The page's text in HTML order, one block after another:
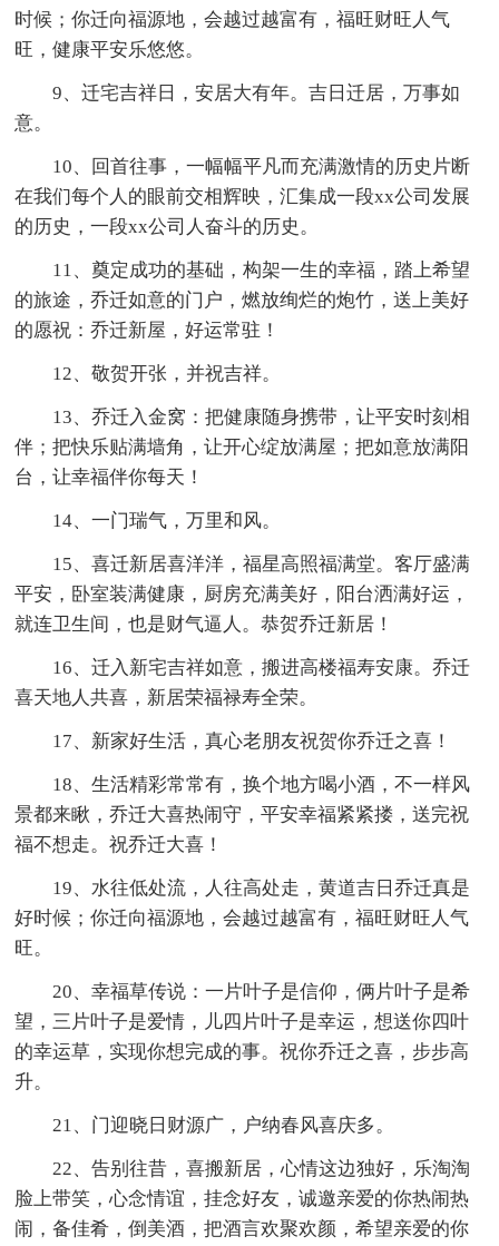
时候；你迁向福源地，会越过越富有，福旺财旺人气
旺，健康平安乐悠悠。
9、迁宅吉祥日，安居大有年。吉日迁居，万事如
意。
10、回首往事，一幅幅平凡而充满激情的历史片断
在我们每个人的眼前交相辉映，汇集成一段xx公司发展
的历史，一段xx公司人奋斗的历史。
11、奠定成功的基础，构架一生的幸福，踏上希望
的旅途，乔迁如意的门户，燃放绚烂的炮竹，送上美好
的愿祝：乔迁新屋，好运常驻！
12、敬贺开张，并祝吉祥。
13、乔迁入金窝：把健康随身携带，让平安时刻相
伴；把快乐贴满墙角，让开心绽放满屋；把如意放满阳
台，让幸福伴你每天！
14、一门瑞气，万里和风。
15、喜迁新居喜洋洋，福星高照福满堂。客厅盛满
平安，卧室装满健康，厨房充满美好，阳台洒满好运，
就连卫生间，也是财气逼人。恭贺乔迁新居！
16、迁入新宅吉祥如意，搬进高楼福寿安康。乔迁
喜天地人共喜，新居荣福禄寿全荣。
17、新家好生活，真心老朋友祝贺你乔迁之喜！
18、生活精彩常常有，换个地方喝小酒，不一样风
景都来瞅，乔迁大喜热闹守，平安幸福紧紧搂，送完祝
福不想走。祝乔迁大喜！
19、水往低处流，人往高处走，黄道吉日乔迁真是
好时候；你迁向福源地，会越过越富有，福旺财旺人气
旺。
20、幸福草传说：一片叶子是信仰，俩片叶子是希
望，三片叶子是爱情，儿四片叶子是幸运，想送你四叶
的幸运草，实现你想完成的事。祝你乔迁之喜，步步高
升。
21、门迎晓日财源广，户纳春风喜庆多。
22、告别往昔，喜搬新居，心情这边独好，乐淘淘
脸上带笑，心念情谊，挂念好友，诚邀亲爱的你热闹热
闹，备佳肴，倒美酒，把酒言欢聚欢颜，希望亲爱的你